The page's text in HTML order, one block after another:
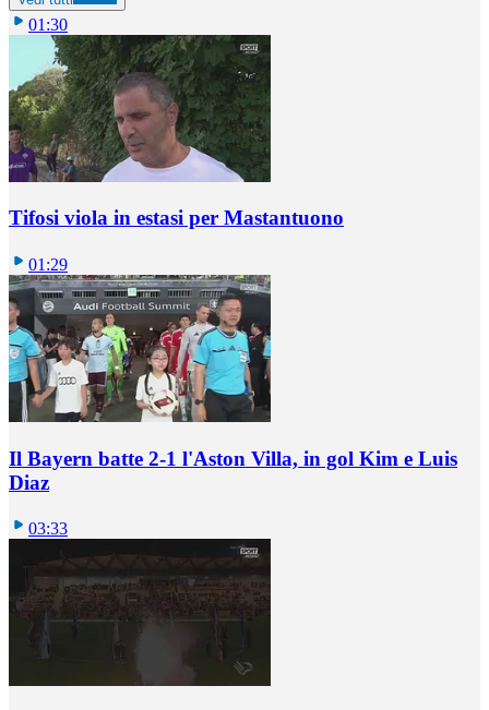
01:30
Tifosi viola in estasi per Mastantuono
01:29
Il Bayern batte 2-1 l'Aston Villa, in gol Kim e Luis
Diaz
03:33